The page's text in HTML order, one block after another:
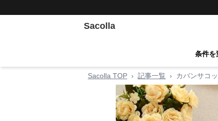
Sacolla
条件を
Sacolla TOP › 記事一覧 › カバンサコ